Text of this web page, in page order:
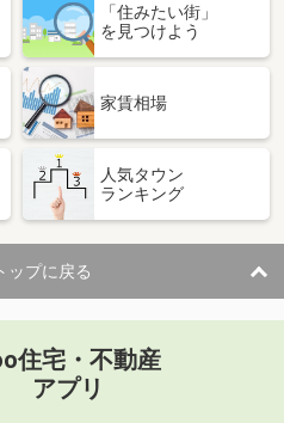
「住みたい街」
を見つけよう
家賃相場
人気タウン
ランキング
ップに戻る
住宅・不動産
アプリ